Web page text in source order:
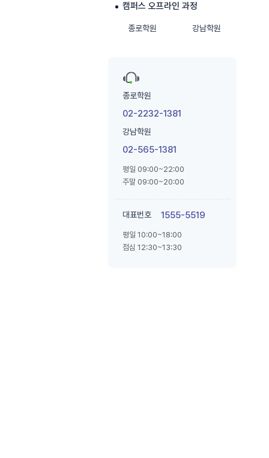
캠퍼스 오프라인 과정
종로학원 강남학원
종로학원
02-2232-1381
강남학원
02-565-1381
평일 09:00~22:00
주말 09:00~20:00
대표번호 1555-5519
평일 10:00~18:00
점심 12:30~13:30